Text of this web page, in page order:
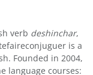
verb deshinchar,
is a
Founded in 2004,
language courses: